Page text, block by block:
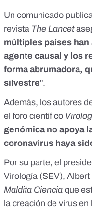
Un comunicado
revista The Lancet
múltiples países han
agente causal y los
forma abrumadora,
silvestre".
Además, los autores
el foro científico
genómica no apoya
coronavirus haya
Por su parte, el
Virología (SEV), Albert
Maldita Ciencia que
la creación de virus